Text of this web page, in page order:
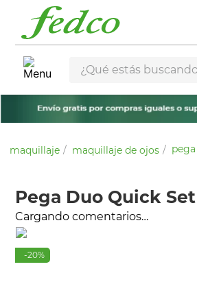
¿Qué estás buscando?
maquillaje maquillaje de ojos
Pega Duo Quick
Cargando comentarios…
-20%